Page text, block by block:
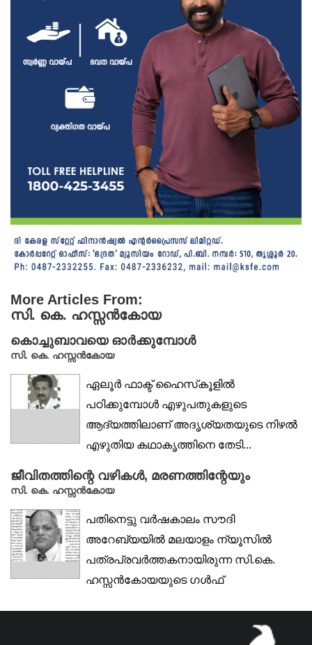
More Articles From:
സി. കെ. ഹസ്സൻകോയ
കൊച്ചുബാവയെ ഓർക്കുമ്പോൾ
സി. കെ. ഹസ്സൻകോയ
ഏലൂർ ഫാക്ട് ഹൈസ്‌കൂളിൽ
പഠിക്കുമ്പോൾ എഴുപതുകളുടെ
ആദ്യത്തിലാണ് അദൃശ്യതയുടെ നിഴൽ
എഴുതിയ കഥാകൃത്തിനെ തേടി...
ജീവിതത്തിന്റെ വഴികൾ, മരണത്തിന്റേയും
സി. കെ. ഹസ്സൻകോയ
പതിനെട്ടു വർഷകാലം സൗദി
അറേബ്യയിൽ മലയാളം ന്യൂസിൽ
പത്രപ്രവർത്തകനായിരുന്ന സി.കെ.
ഹസ്സൻകോയയുടെ ഗൾഫ്